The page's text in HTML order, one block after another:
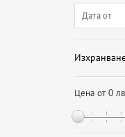
Цена от 0 лв